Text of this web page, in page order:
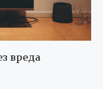
вреда